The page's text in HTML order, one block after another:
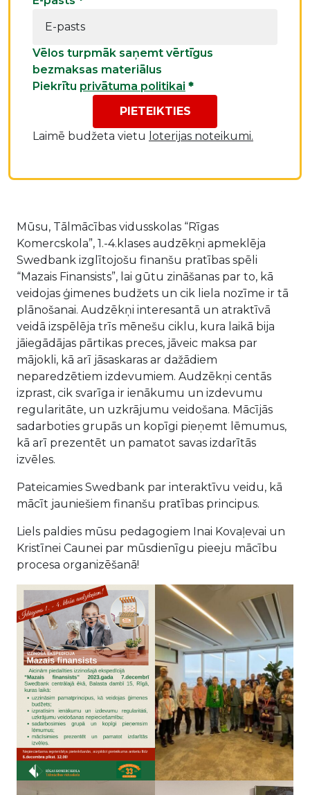
Mūsu, Tālmācības vidusskolas “Rīgas
Komercskola”, 1.-4.klases audzēkņi apmeklēja
Swedbank izglītojošu finanšu pratības spēli
“Mazais Finansists”, lai gūtu zināšanas par to, kā
veidojas ģimenes budžets un cik liela nozīme ir tā
plānošanai. Audzēkņi interesantā un atraktīvā
veidā izspēlēja trīs mēnešu ciklu, kura laikā bija
jāiegādājas pārtikas preces, jāveic maksa par
mājokli, kā arī jāsaskaras ar dažādiem
neparedzētiem izdevumiem. Audzēkņi centās
izprast, cik svarīga ir ienākumu un izdevumu
regularitāte, un uzkrājumu veidošana. Mācījās
sadarboties grupās un kopīgi pieņemt lēmumus,
kā arī prezentēt un pamatot savas izdarītās
izvēles.
Pateicamies Swedbank par interaktīvu veidu, kā
mācīt jauniešiem finanšu pratības principus.
Liels paldies mūsu pedagogiem Inai Kovaļevai un
Kristīnei Caunei par mūsdienīgu pieeju mācību
procesa organizēšanā!
Vēlos turpmāk saņemt vērtīgus
bezmaksas materiālus
Piekrītu privātuma politikai *
PIETEIKTIES
Laimē budžeta vietu loterijas noteikumi.